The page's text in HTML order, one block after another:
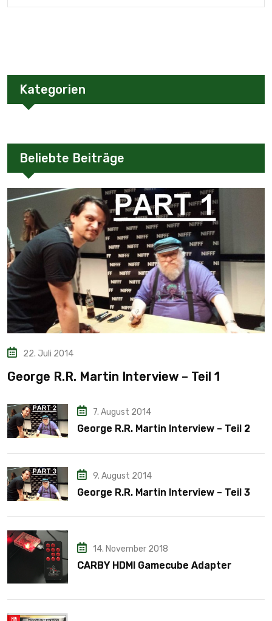
Kategorien
Beliebte Beiträge
22. Juli 2014
George R.R. Martin Interview – Teil 1
7. August 2014
George R.R. Martin Interview – Teil 2
9. August 2014
George R.R. Martin Interview – Teil 3
14. November 2018
CARBY HDMI Gamecube Adapter